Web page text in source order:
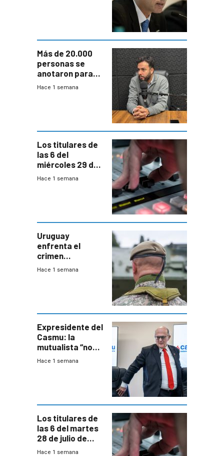
Más de 20.000
personas se
anotaron para
las pruebas
Hace 1 semana
Los titulares de
las 6 del
miércoles 29 de
julio de 2026
Hace 1 semana
Uruguay
enfrenta el
crimen
organizado con
seguridad
Hace 1 semana
Expresidente del
Casmu: la
mutualista “no
está para pagar”
Hace 1 semana
Los titulares de
las 6 del martes
28 de julio de
2026
Hace 1 semana